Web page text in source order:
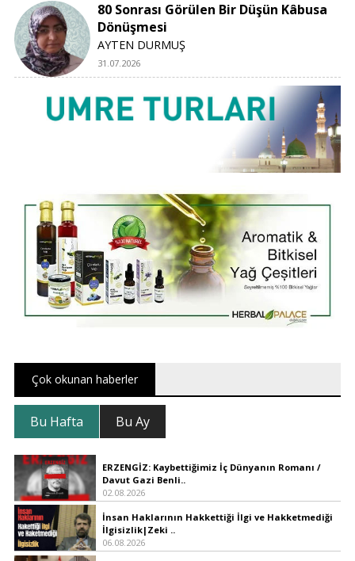
80 Sonrası Görülen Bir Düşün Kâbusa
Dönüşmesi
AYTEN DURMUŞ
31.07.2026
Çok okunan haberler
Bu Hafta Bu Ay
ERZENGİZ: Kaybettiğimiz İç Dünyanın Romanı /
Davut Gazi Benli..
02.08.2026
İnsan Haklarının Hakkettiği İlgi ve Hakketmediği
İlgisizlik|Zeki ..
06.08.2026